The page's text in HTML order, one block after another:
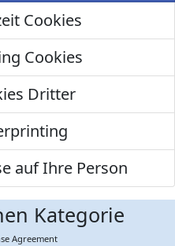
Cookies
Cookies
Dritter
auf Ihre Person
Kategorie
Agreement